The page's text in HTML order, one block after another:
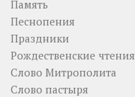
Память
Песнопения
Праздники
Рождественские чтения
Слово Митрополита
Слово пастыря